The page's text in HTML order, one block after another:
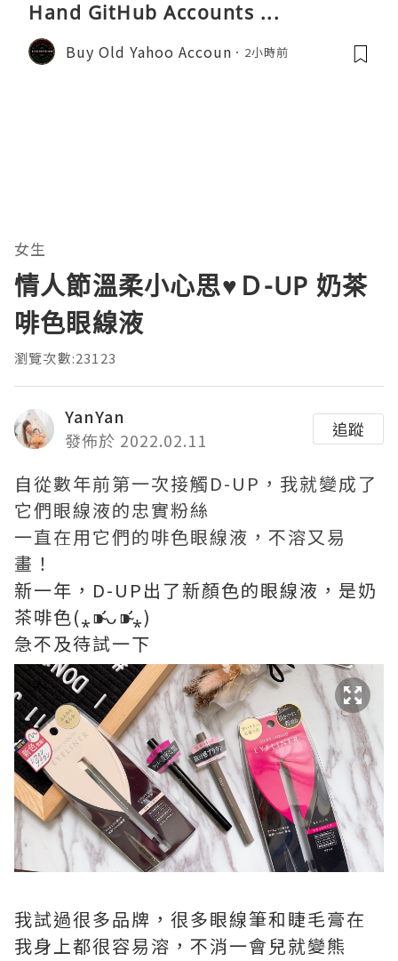
Hand GitHub Accounts ...
Buy Old Yahoo Accoun 2小時前
女生
情人節溫柔小心思♥Ｄ-UP 奶茶
啡色眼線液
瀏覽次數:23123
YanYan
發佈於 2022.02.11
追蹤
自從數年前第一次接觸D-UP，我就變成了
它們眼線液的忠實粉絲
一直在用它們的啡色眼線液，不溶又易
畫！
新一年，D-UP出了新顏色的眼線液，是奶
茶啡色(⁎⁍̴̛ᴗ⁍̴̛⁎)
急不及待試一下
我試過很多品牌，很多眼線筆和睫毛膏在
我身上都很容易溶，不消一會兒就變熊